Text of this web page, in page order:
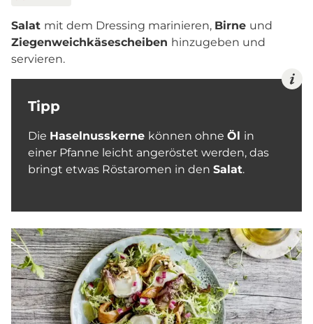
Salat mit dem Dressing marinieren, Birne und
Ziegenweichkäsescheiben hinzugeben und
servieren.
Tipp
Die Haselnusskerne können ohne Öl in
einer Pfanne leicht angeröstet werden, das
bringt etwas Röstaromen in den Salat.